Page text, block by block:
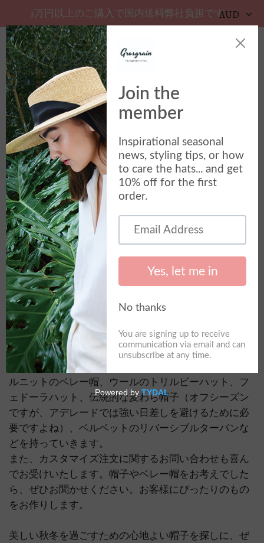
3万円以上のご購入で国内送料弊社負担です。
サイトメニュー
AUD
2023年5月5日〜7日にアデレー
ドで開催されるBowerbirdに参
加
2023年4月3日
グログランがアデレードのボウワーバード デザイン マ
ーケットに2 度目の参加をすることをお知らせできて
うれしく思います。前回のマーケットに初めて参加し
たのですが、予想外に大きな反響をいただき、とても
うれしく思いました。前回のマーケットにお越しくだ
さった皆様、ありがとうございました。皆様にお会い
できてうれしく思います。
次回のマーケットには、カラフルで着心地の良いウー
ルニットのベレー帽、ウールのトリルビーハット、フ
ェドーラハット、伝統的な麦わら帽子（オフシーズン
ですが、アデレードでは強い日差しを避けるために必
要ですよね）、ベルベットのリバーシブルターバンな
どを持っていきます。
また、カスタマイズ注文に関するお問い合わせも喜ん
でお受けいたします。帽子やベレー帽をお考えでした
ら、ぜひお聞かせください。お客様にぴったりのもの
をお作りします。
美しい秋冬を過ごすための心地よい帽子を探しに、ぜ